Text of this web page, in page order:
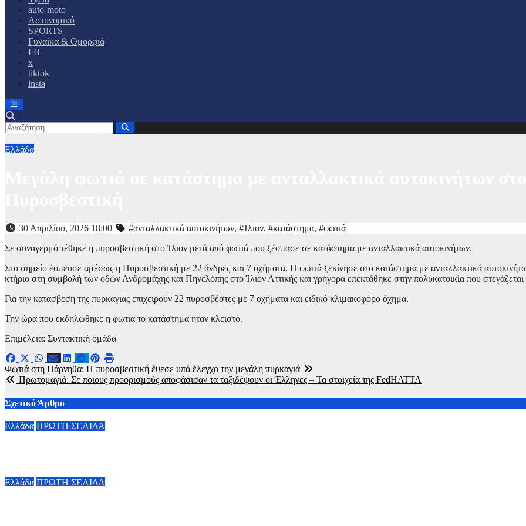
auto-moto
Αστυνομικό
SPORTS
Γυναίκα & Ομορφιά
FB
x
tiktok
insta
Ελλάδα
30 Απριλίου, 2026 18:00 #ανταλλακτικά αυτοκινήτων, #Ίλιον, #κατάστημα, #φωτιά
Σε συναγερμό τέθηκε η πυροσβεστική στο Ίλιον μετά από φωτιά που ξέσπασε σε κατάστημα με ανταλλακτικά αυτοκινήτων.
Στο σημείο έσπευσε αμέσως η Πυροσβεστική με 22 άνδρες και 7 οχήματα. Η φωτιά ξεκίνησε στο κατάστημα με ανταλλακτικά
κτήριο στη συμβολή των οδών Ανδρομάχης και Πηνελόπης στο Ίλιον Αττικής και γρήγορα επεκτάθηκε στην πολυκατοικία που στεγάζεται
Για την κατάσβεση της πυρκαγιάς επιχειρούν 22 πυροσβέστες με 7 οχήματα και ειδικό κλιμακοφόρο όχημα.
Την ώρα που εκδηλώθηκε η φωτιά το κατάστημα ήταν κλειστό.
Επιμέλεια: Συντακτική ομάδα
Πλοήγηση
άρθρων
Φωτιά στη Πάρνηθα: Η πυροσβεστική έθεσε υπό έλεγχο την μεγάλη πυρκαγιά
Πρωτομαγιά: Σε ποιους προορισμούς αποφάσισαν τα ταξιδέψουν οι Έλληνες – Τα στοιχεία της FedHATTA
Σχετικό Άρθρο
Ελλάδα ΠΡΩΤΗ ΣΕΛΙΔΑ
Ελλάδα ΠΡΩΤΗ ΣΕΛΙΔΑ